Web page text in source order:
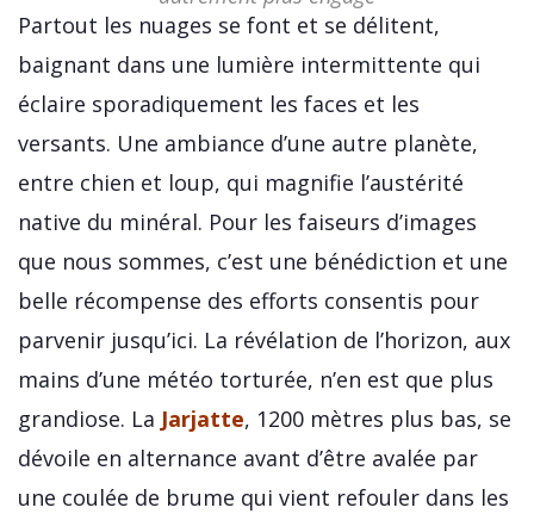
Partout les nuages se font et se délitent,
baignant dans une lumière intermittente qui
éclaire sporadiquement les faces et les
versants. Une ambiance d’une autre planète,
entre chien et loup, qui magnifie l’austérité
native du minéral. Pour les faiseurs d’images
que nous sommes, c’est une bénédiction et une
belle récompense des efforts consentis pour
parvenir jusqu’ici. La révélation de l’horizon, aux
mains d’une météo torturée, n’en est que plus
grandiose. La Jarjatte, 1200 mètres plus bas, se
dévoile en alternance avant d’être avalée par
une coulée de brume qui vient refouler dans les